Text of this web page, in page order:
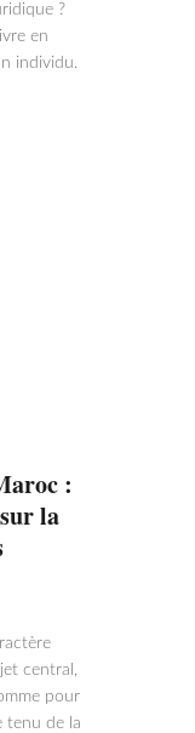
?
en
individu.
:
la
central,
pour
tenu de la